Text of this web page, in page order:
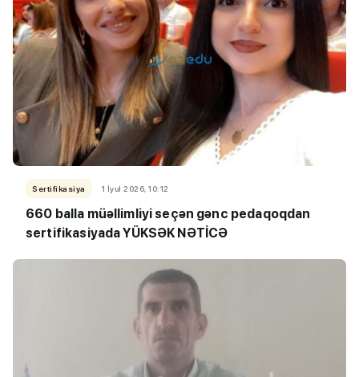
Sertifikasiya 1 İyul 2026, 10:12
660 balla müəllimliyi seçən gənc pedaqoqdan
sertifikasiyada YÜKSƏK NƏTİCƏ